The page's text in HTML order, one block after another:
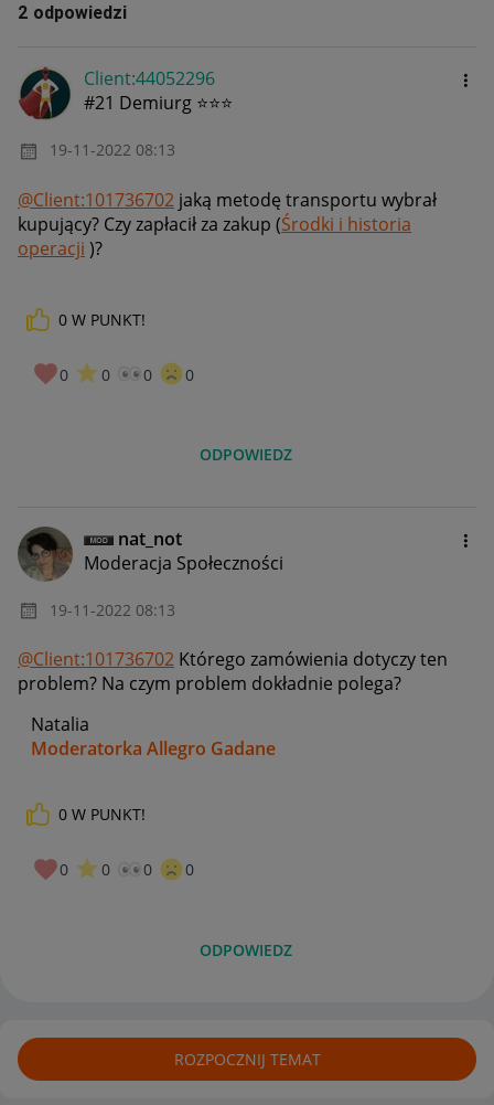
2 odpowiedzi
Client:44052296
#21 Demiurg ⭐⭐⭐
‎19-11-2022 08:13
@Client:101736702 jaką metodę transportu wybrał
kupujący? Czy zapłacił za zakup (Środki i historia
operacji )?
0 W PUNKT!
0 0 0 0
ODPOWIEDZ
nat_not
Moderacja Społeczności
‎19-11-2022 08:13
@Client:101736702 Którego zamówienia dotyczy ten
problem? Na czym problem dokładnie polega?
Natalia
Moderatorka Allegro Gadane
0 W PUNKT!
0 0 0 0
ODPOWIEDZ
ROZPOCZNIJ TEMAT